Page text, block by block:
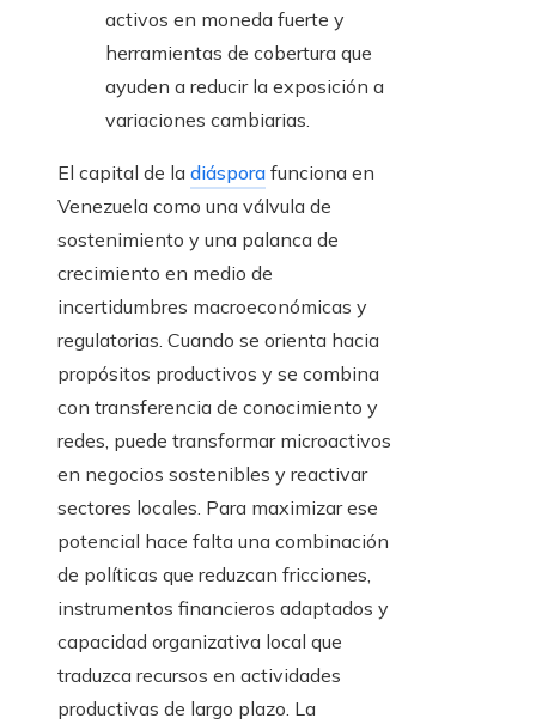
activos en moneda fuerte y
herramientas de cobertura que
ayuden a reducir la exposición a
variaciones cambiarias.
El capital de la diáspora funciona en
Venezuela como una válvula de
sostenimiento y una palanca de
crecimiento en medio de
incertidumbres macroeconómicas y
regulatorias. Cuando se orienta hacia
propósitos productivos y se combina
con transferencia de conocimiento y
redes, puede transformar microactivos
en negocios sostenibles y reactivar
sectores locales. Para maximizar ese
potencial hace falta una combinación
de políticas que reduzcan fricciones,
instrumentos financieros adaptados y
capacidad organizativa local que
traduzca recursos en actividades
productivas de largo plazo. La